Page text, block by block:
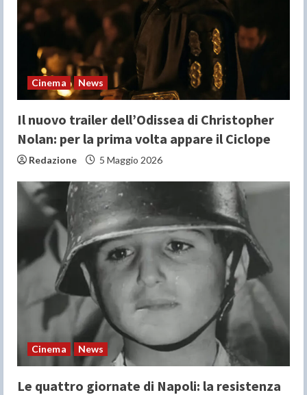
a
d
i
n
g
Cinema News
Il nuovo trailer dell’Odissea di Christopher
Nolan: per la prima volta appare il Ciclope
Redazione 5 Maggio 2026
Cinema News
Le quattro giornate di Napoli: la resistenza